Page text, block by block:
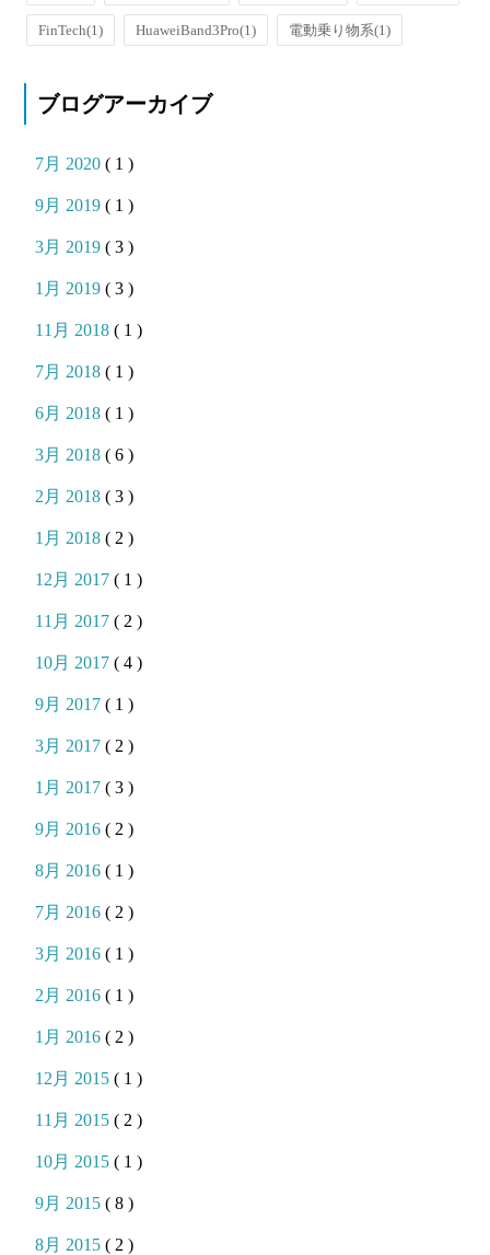
FinTech(1) HuaweiBand3Pro(1) 電動乗り物系(1)
ブログアーカイブ
7月 2020( 1 )
9月 2019( 1 )
3月 2019( 3 )
1月 2019( 3 )
11月 2018( 1 )
7月 2018( 1 )
6月 2018( 1 )
3月 2018( 6 )
2月 2018( 3 )
1月 2018( 2 )
12月 2017( 1 )
11月 2017( 2 )
10月 2017( 4 )
9月 2017( 1 )
3月 2017( 2 )
1月 2017( 3 )
9月 2016( 2 )
8月 2016( 1 )
7月 2016( 2 )
3月 2016( 1 )
2月 2016( 1 )
1月 2016( 2 )
12月 2015( 1 )
11月 2015( 2 )
10月 2015( 1 )
9月 2015( 8 )
8月 2015( 2 )